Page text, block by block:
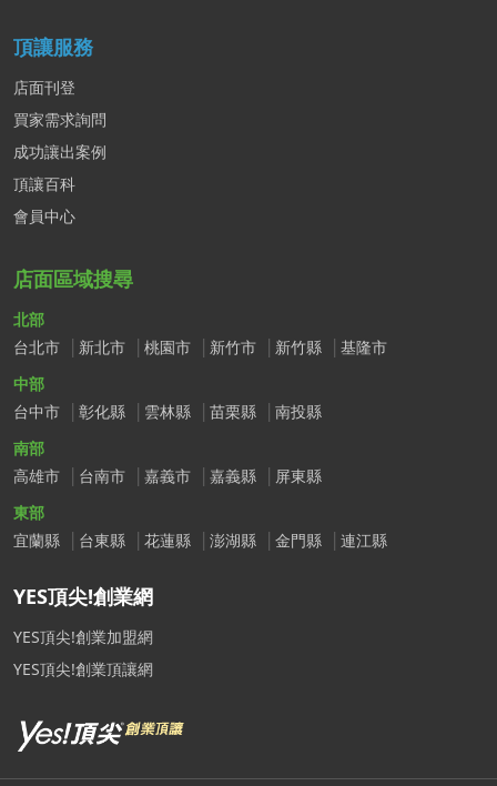
頂讓服務
店面刊登
買家需求詢問
成功讓出案例
頂讓百科
會員中心
店面區域搜尋
北部
台北市
新北市 桃園市 新竹市 新竹縣
基隆市
中部
台中市
彰化縣 雲林縣 苗栗縣
南投縣
南部
高雄市
台南市 嘉義市 嘉義縣
屏東縣
東部
宜蘭縣
台東縣 花蓮縣 澎湖縣 金門縣 連江縣
YES頂尖!創業網
YES頂尖!創業加盟網
YES頂尖!創業頂讓網